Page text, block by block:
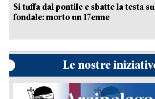
Si tuffa dal pontile e sbatte la testa
fondale: morto un 17enne
Le nostre